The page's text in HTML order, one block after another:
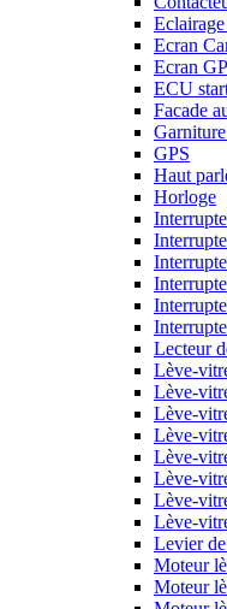
Ecran
Ecran
ECU
Facade
GPS
Haut
Horloge
Lecteur
Lève-
Lève-
Lève-
Lève-
Lève-
Lève-
Lève-
Lève-
Levier
Moteur
Moteur